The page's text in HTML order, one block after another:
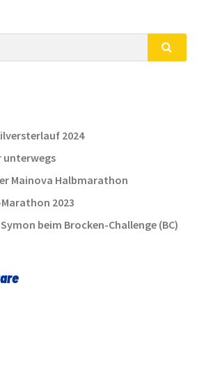
2024
unterwegs
Mainova Halbmarathon
2023
beim Brocken-Challenge (BC)